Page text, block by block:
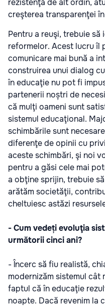
rezistenţă de alt ordin,
creşterea transparenţei
Pentru a reuşi, trebuie
reformelor. Acest lucru îl
comunicare mai bună a
construirea unui dialog
în educaţie nu pot fi
partenerii noștri de
că mulţi oameni sunt
sistemul educaţional.
schimbările sunt
diferenţe de opinii cu
aceste schimbări, şi noi
pentru a găsi cele mai
a obţine sprijin, trebuie
arătăm societăţii,
cheltuiesc astăzi
- Cum vedeți evoluţia
următorii cinci ani?
- Încerc să fiu realistă,
modernizăm sistemul cât
faptul că în educaţie
noapte. Dacă revenim la